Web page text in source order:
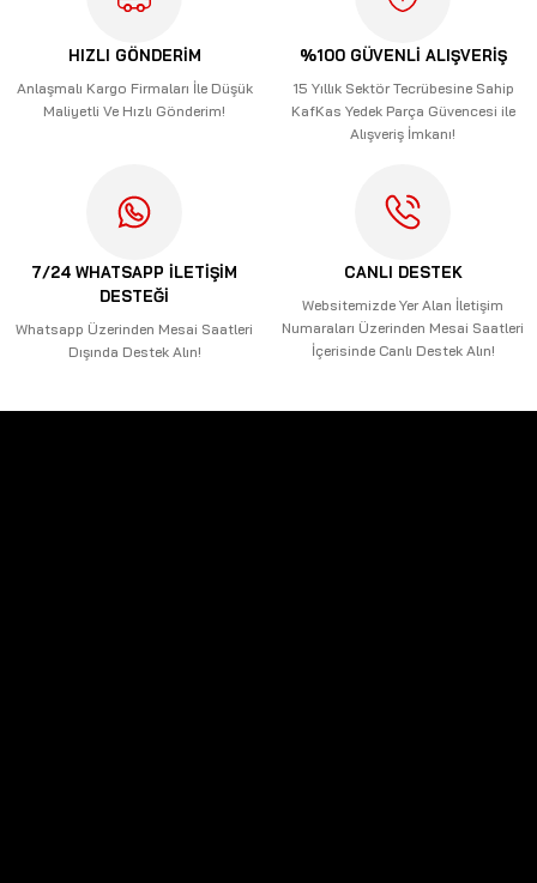
Ürün resmi kalitesiz, bozuk veya görüntülenemiyor.
Ürün açıklamasında eksik bilgiler bulunuyor.
Ürün bilgilerinde hatalar bulunuyor.
Ürün fiyatı diğer sitelerden daha pahalı.
HIZLI GÖNDERİM
Anlaşmalı Kargo Firmaları İle Düşük
Maliyetli Ve Hızlı Gönderim!
%100 GÜVENLİ ALIŞVERİŞ
15 Yıllık Sektör Tecrübesine Sahip
KafKas Yedek Parça Güvencesi ile
Alışveriş İmkanı!
7/24 WHATSAPP İLETİŞİM
DESTEĞİ
Whatsapp Üzerinden Mesai Saatleri
Dışında Destek Alın!
CANLI DESTEK
Websitemizde Yer Alan İletişim
Numaraları Üzerinden Mesai Saatleri
İçerisinde Canlı Destek Alın!